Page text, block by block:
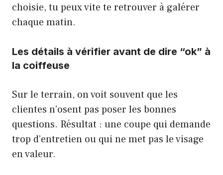
choisie, tu peux vite te retrouver à galérer
chaque matin.
Les détails à vérifier avant de dire “ok” à
la coiffeuse
Sur le terrain, on voit souvent que les
clientes n’osent pas poser les bonnes
questions. Résultat : une coupe qui demande
trop d’entretien ou qui ne met pas le visage
en valeur.